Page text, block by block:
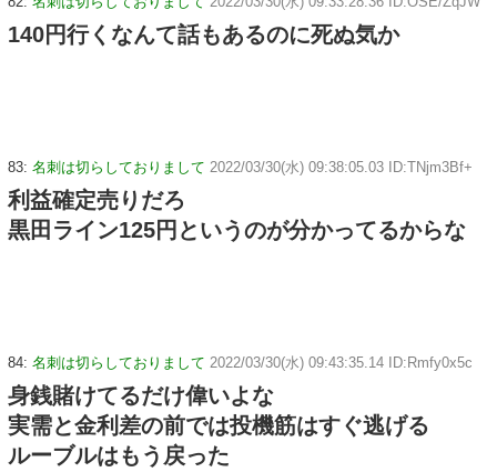
140円行くなんて話もあるのに死ぬ気か
83: 名刺は切らしておりまして 2022/03/30(水) 09:38:05.03 ID:TNjm3Bf+
利益確定売りだろ
黒田ライン125円というのが分かってるからな
84: 名刺は切らしておりまして 2022/03/30(水) 09:43:35.14 ID:Rmfy0x5c
身銭賭けてるだけ偉いよな
実需と金利差の前では投機筋はすぐ逃げる
ルーブルはもう戻った